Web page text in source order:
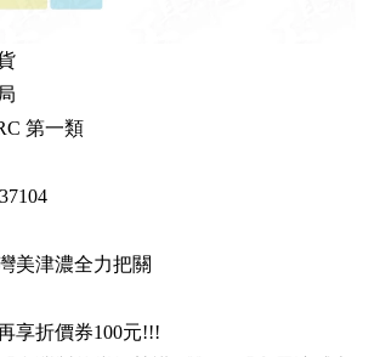
第一類
美津濃全力把關
享折價券100元!!!